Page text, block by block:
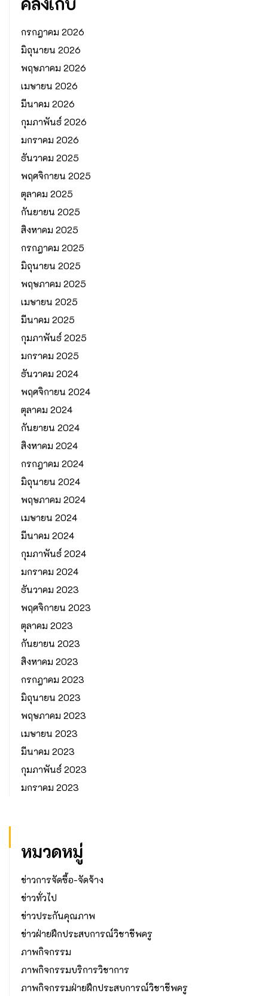
กรกฎาคม 2026
มิถุนายน 2026
พฤษภาคม 2026
เมษายน 2026
มีนาคม 2026
กุมภาพันธ์ 2026
มกราคม 2026
ธันวาคม 2025
พฤศจิกายน 2025
ตุลาคม 2025
กันยายน 2025
สิงหาคม 2025
กรกฎาคม 2025
มิถุนายน 2025
พฤษภาคม 2025
เมษายน 2025
มีนาคม 2025
กุมภาพันธ์ 2025
มกราคม 2025
ธันวาคม 2024
พฤศจิกายน 2024
ตุลาคม 2024
กันยายน 2024
สิงหาคม 2024
กรกฎาคม 2024
มิถุนายน 2024
พฤษภาคม 2024
เมษายน 2024
มีนาคม 2024
กุมภาพันธ์ 2024
มกราคม 2024
ธันวาคม 2023
พฤศจิกายน 2023
ตุลาคม 2023
กันยายน 2023
สิงหาคม 2023
กรกฎาคม 2023
มิถุนายน 2023
พฤษภาคม 2023
เมษายน 2023
มีนาคม 2023
กุมภาพันธ์ 2023
มกราคม 2023
หมวดหมู่
ข่าวการจัดซื้อ-จัดจ้าง
ข่าวทั่วไป
ข่าวประกันคุณภาพ
ข่าวฝ่ายฝึกประสบการณ์วิชาชีพครู
ภาพกิจกรรม
ภาพกิจกรรมบริการวิชาการ
ภาพกิจกรรมฝ่ายฝึกประสบการณ์วิชาชีพครู